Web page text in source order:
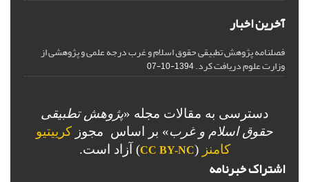
آخرین اخبار
فصلنامه پژوهش تطبیقی حقوق اسلام و غرب درجه علمی و پژوهشی از
وزارت علوم دریافت کرد.1394-10-07
دسترسی به مقالات مجله «پژوهش تطبیقی
حقوق اسلام و غرب» بر اساس مجوز کرییتیو
کامنز (
CC BY-NC) آزاد است.
اشتراک خبرنامه